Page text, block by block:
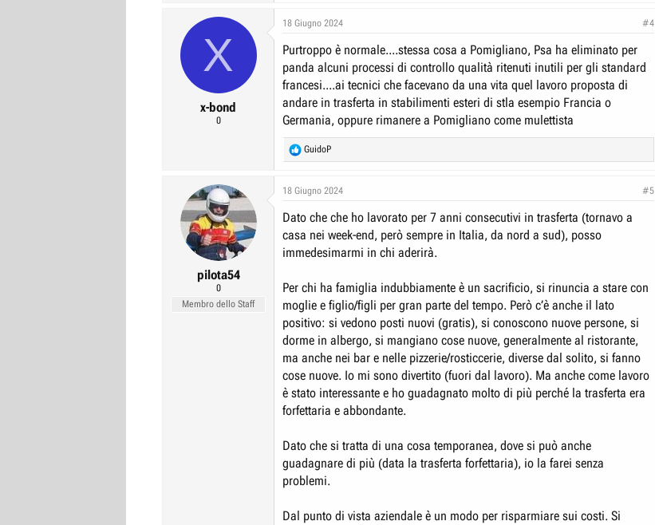
X
x-bond
0
18 Giugno 2024 #4
Purtroppo è normale....stessa cosa a Pomigliano, Psa ha eliminato per
panda alcuni processi di controllo qualità ritenuti inutili per gli standard
francesi....ai tecnici che facevano da una vita quel lavoro proposta di
andare in trasferta in stabilimenti esteri di stla esempio Francia o
Germania, oppure rimanere a Pomigliano come mulettista
R
e
c
i
o
s
GuidoP
pilota54
0
Membro dello Staff
18 Giugno 2024 #5
Dato che che ho lavorato per 7 anni consecutivi in trasferta (tornavo a
casa nei week-end, però sempre in Italia, da nord a sud), posso
immedesimarmi in chi aderirà.
Per chi ha famiglia indubbiamente è un sacrificio, si rinuncia a stare con
moglie e figlio/figli per gran parte del tempo. Però c’è anche il lato
positivo: si vedono posti nuovi (gratis), si conoscono nuove persone, si
dorme in albergo, si mangiano cose nuove, generalmente al ristorante,
ma anche nei bar e nelle pizzerie/rosticcerie, diverse dal solito, si fanno
cose nuove. Io mi sono divertito (fuori dal lavoro). Ma anche come lavoro
è stato interessante e ho guadagnato molto di più perché la trasferta era
forfettaria e abbondante.
Dato che si tratta di una cosa temporanea, dove si può anche
guadagnare di più (data la trasferta forfettaria), io la farei senza
problemi.
Dal punto di vista aziendale è un modo per risparmiare sui costi. Si